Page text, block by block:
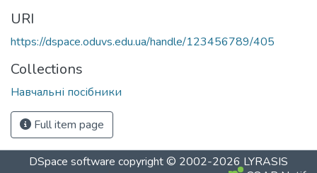
URI
https://dspace.oduvs.edu.ua/handle/123456789/405
Collections
Навчальні посібники
Full item page
DSpace software copyright © 2002-2026 LYRASIS